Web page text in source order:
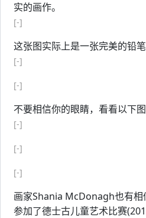
实的画作。
[-]
这张图实际上是一张完美的铅笔
[-]
[-]
不要相信你的眼睛，看看以下图
[-]
[-]
[-]
画家Shania McDonagh也有
参加了德士古儿童艺术比赛